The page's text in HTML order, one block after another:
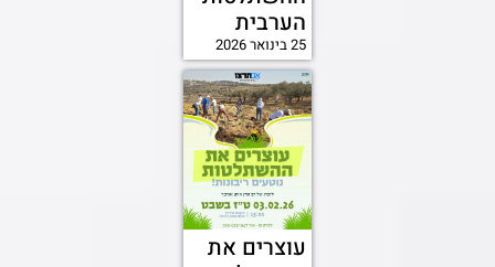
הערבית
25 בינואר 2026
עוצרים את